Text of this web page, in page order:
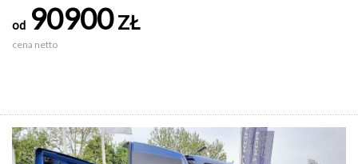
od 90900ZŁ
cena netto